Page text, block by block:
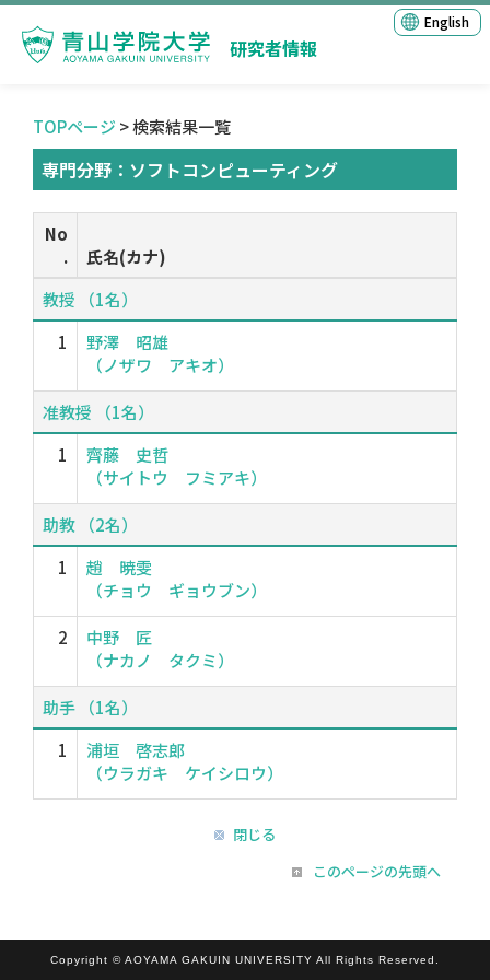
研究者情報
English
TOPページ > 検索結果一覧
専門分野：ソフトコンピューティング
No
.
氏名(カナ)
教授 （1名）
1
野澤 昭雄
（ノザワ アキオ）
准教授 （1名）
1
齊藤 史哲
（サイトウ フミアキ）
助教 （2名）
1
趙 暁雯
（チョウ ギョウブン）
2
中野 匠
（ナカノ タクミ）
助手 （1名）
1
浦垣 啓志郎
（ウラガキ ケイシロウ）
閉じる
このページの先頭へ
Copyright © AOYAMA GAKUIN UNIVERSITY All Rights Reserved.